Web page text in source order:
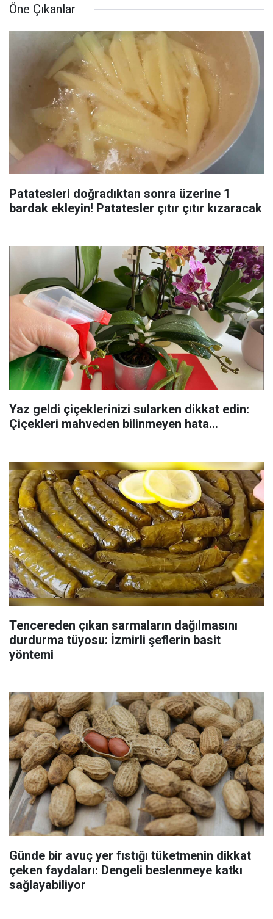
Öne Çıkanlar
Patatesleri doğradıktan sonra üzerine 1
bardak ekleyin! Patatesler çıtır çıtır kızaracak
Yaz geldi çiçeklerinizi sularken dikkat edin:
Çiçekleri mahveden bilinmeyen hata...
Tencereden çıkan sarmaların dağılmasını
durdurma tüyosu: İzmirli şeflerin basit
yöntemi
Günde bir avuç yer fıstığı tüketmenin dikkat
çeken faydaları: Dengeli beslenmeye katkı
sağlayabiliyor